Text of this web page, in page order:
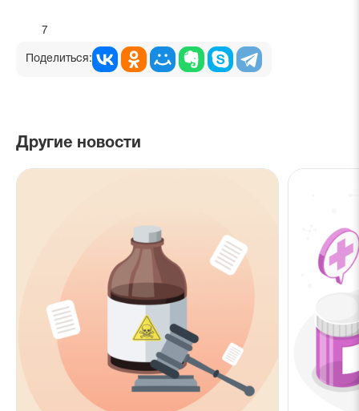
7
Поделиться:
Другие новости